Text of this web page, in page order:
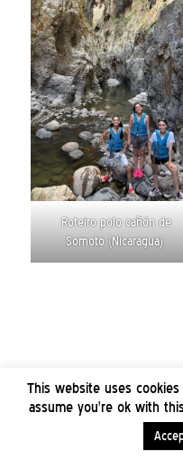
Roteiro polo cañón de
Somoto (Nicaragua).
This website uses
assume you're ok with